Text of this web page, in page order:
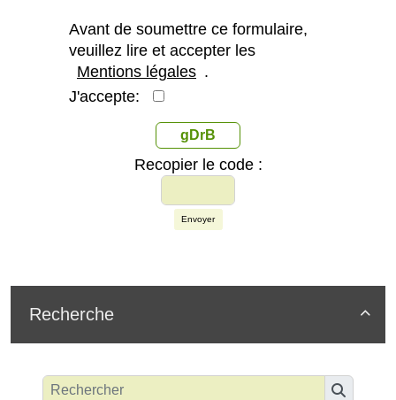
Avant de soumettre ce formulaire,
veuillez lire et accepter les
Mentions légales .
J'accepte:
gDrB
Recopier le code :
Envoyer

Recherche